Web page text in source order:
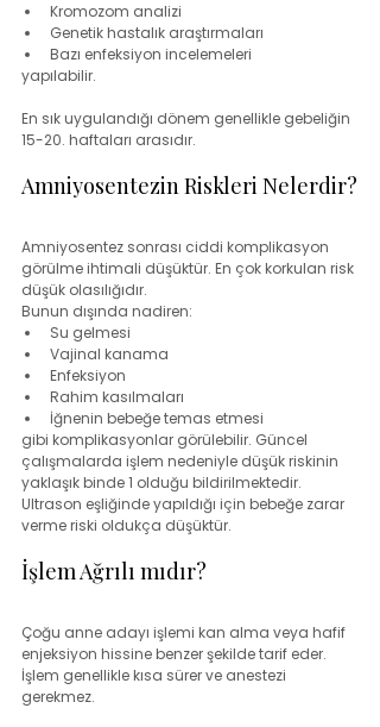
Kromozom analizi
Genetik hastalık araştırmaları
Bazı enfeksiyon incelemeleri
yapılabilir.
En sık uygulandığı dönem genellikle gebeliğin
15-20. haftaları arasıdır.
Amniyosentezin Riskleri Nelerdir?
Amniyosentez sonrası ciddi komplikasyon
görülme ihtimali düşüktür. En çok korkulan risk
düşük olasılığıdır.
Bunun dışında nadiren:
Su gelmesi
Vajinal kanama
Enfeksiyon
Rahim kasılmaları
İğnenin bebeğe temas etmesi
gibi komplikasyonlar görülebilir. Güncel
çalışmalarda işlem nedeniyle düşük riskinin
yaklaşık binde 1 olduğu bildirilmektedir.
Ultrason eşliğinde yapıldığı için bebeğe zarar
verme riski oldukça düşüktür.
İşlem Ağrılı mıdır?
Çoğu anne adayı işlemi kan alma veya hafif
enjeksiyon hissine benzer şekilde tarif eder.
İşlem genellikle kısa sürer ve anestezi
gerekmez.